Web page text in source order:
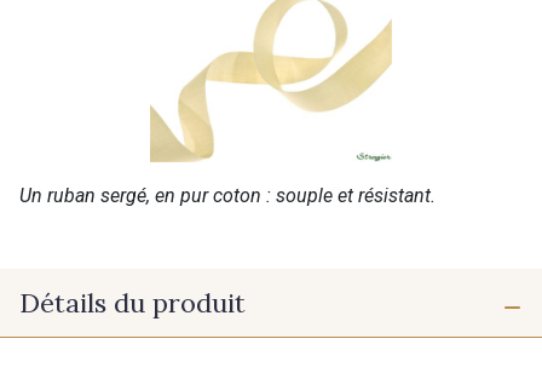
Un ruban sergé, en pur coton : souple et résistant.
Détails du produit